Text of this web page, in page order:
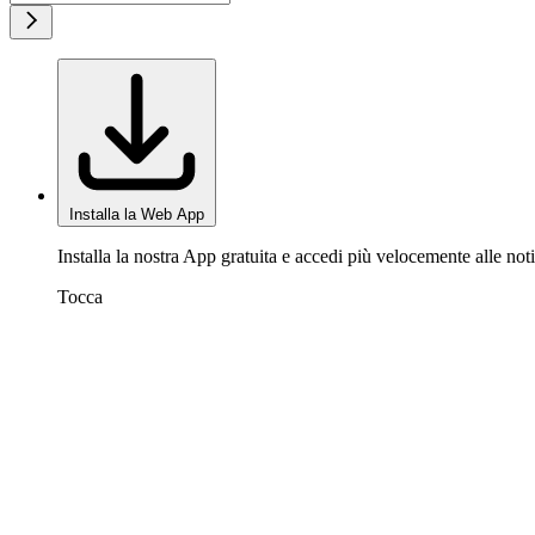
Installa la Web App
Installa la nostra App gratuita e accedi più velocemente alle
Tocca